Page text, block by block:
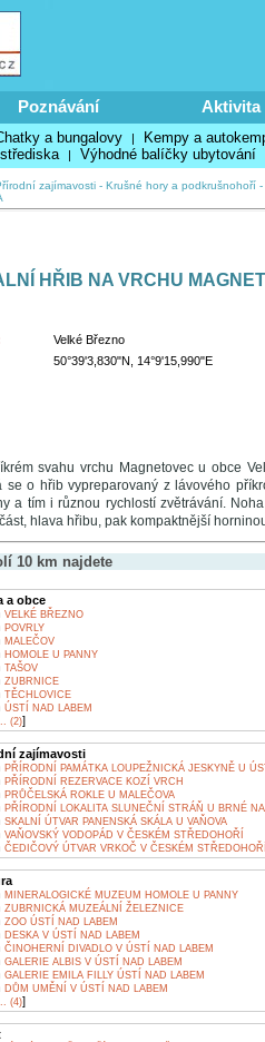
Poznávání Aktivita
a bungalovy | Kempy a
| Výhodné balíčky ubytování
zajímavosti - Krušné hory a podkrušnohoří -
HŘIB NA VRCHU
Velké Březno
50°39'3,830"N, 14°9'15,990"E
svahu vrchu Magnetovec u obce
se o hřib vypreparovaný z lávového
a tím i různou rychlostí zvětrávání.
hlava hřibu, pak kompaktnější
10 km najdete
a obce
VELKÉ BŘEZNO
POVRLY
MALEČOV
HOMOLE U PANNY
TAŠOV
ZUBRNICE
TĚCHLOVICE
ÚSTÍ NAD LABEM
(2)]
zajímavosti
PŘÍRODNÍ PAMÁTKA LOUPEŽNICKÁ JESKYNĚ U
PŘÍRODNÍ REZERVACE KOZÍ VRCH
PRŮČELSKÁ ROKLE U MALEČOVA
PŘÍRODNÍ LOKALITA SLUNEČNÍ STRÁŇ U BRNÉ
SKALNÍ ÚTVAR PANENSKÁ SKÁLA U VAŇOVA
VAŇOVSKÝ VODOPÁD V ČESKÉM STŘEDOHOŘÍ
ČEDIČOVÝ ÚTVAR VRKOČ V ČESKÉM
MINERALOGICKÉ MUZEUM HOMOLE U PANNY
ZUBRNICKÁ MUZEÁLNÍ ŽELEZNICE
ZOO ÚSTÍ NAD LABEM
DESKA V ÚSTÍ NAD LABEM
ČINOHERNÍ DIVADLO V ÚSTÍ NAD LABEM
GALERIE ALBIS V ÚSTÍ NAD LABEM
GALERIE EMILA FILLY ÚSTÍ NAD LABEM
DŮM UMĚNÍ V ÚSTÍ NAD LABEM
(4)]